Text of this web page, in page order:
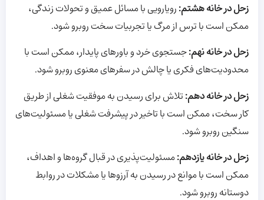
زحل در خانه هشتم:رویارویی با مسائل عمیق و تحولات زندگی،
ممکن است با ترس از مرگ یا تجربیات سخت روبرو شود.
زحل در خانه نهم:جستجوی خرد و باورهای پایدار، ممکن است با
محدودیت‌های فکری یا چالش در سفرهای معنوی روبرو شود.
زحل در خانه دهم:تلاش برای رسیدن به موفقیت شغلی از طریق
کار سخت، ممکن است با تاخیر در پیشرفت شغلی یا مسئولیت‌های
سنگین روبرو شود.
زحل در خانه یازدهم:مسئولیت‌پذیری در قبال گروه‌ها و اهداف،
ممکن است با موانع در رسیدن به آرزوها یا مشکلات در روابط
دوستانه روبرو شود.